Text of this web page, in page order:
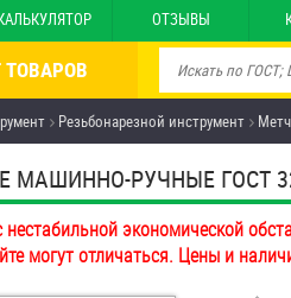
ОТЗЫВЫ
ТОВАРОВ
крепёж,
Резьбонарезной инструмент
МАШИННО-РУЧНЫЕ ГОСТ
экономической
могут отличаться. Цены и